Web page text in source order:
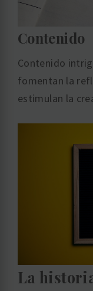
Contenido
Contenido
fomentan la
estimulan la
La